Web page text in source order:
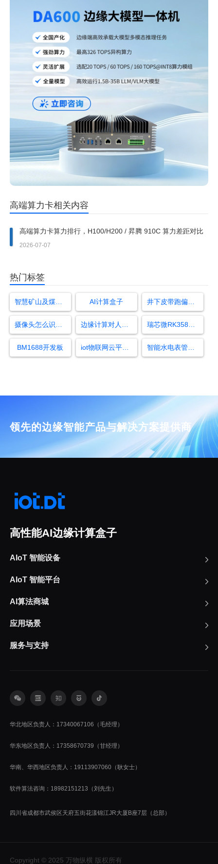
高端算力卡相关内容
高端算力卡算力排行，H100/H200 / 昇腾 910C 算力差距对比
2026-07-07
热门标签
AI计算盒子
瑞芯微RK3588处理器
BM1688开发板 iot物联网云平台服务器是什么
领先的边缘智能产品与解决方案提供商
高性能AI边缘计算盒子
AIoT 智能设备
AIoT 智能平台
AI算法商城
应用场景
服务与支持
华北地区负责人：17340067106（毛经理）
华东地区负责人：17358670739（甘经理）
华南、华西地区负责人：19113907060（耿女士）
软件算法咨询：18982151213（刘先生）
四川省成都市武侯区天府五街花漾锦江JR大厦B座7层（总部）
Copyright © 2025 万物纵横 版权所有